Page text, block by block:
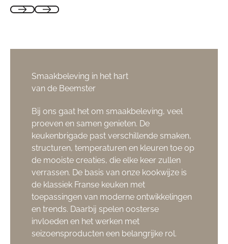
Smaakbeleving in het hart
van de Beemster
Bij ons gaat het om smaakbeleving, veel
proeven en samen genieten. De
keukenbrigade past verschillende smaken,
structuren, temperaturen en kleuren toe op
de mooiste creaties, die elke keer zullen
verrassen. De basis van onze kookwijze is
de klassiek Franse keuken met
toepassingen van moderne ontwikkelingen
en trends. Daarbij spelen oosterse
invloeden en het werken met
seizoensproducten een belangrijke rol.